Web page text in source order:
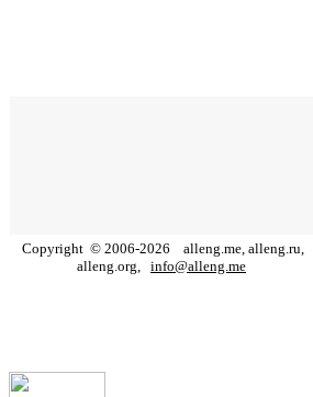
Copyright © 2006-2026
alleng.me, alleng.ru,
alleng.org, info@alleng.me